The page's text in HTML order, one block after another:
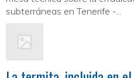
subterráneas en Tenerife -...